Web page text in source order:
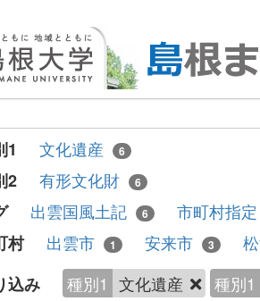
1 文化遺産 6
2 有形文化財 6
出雲国風土記 6
市町村指
村
出雲市 1 安来市 3
込み
種別1 文化遺産
種別1